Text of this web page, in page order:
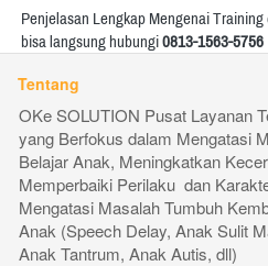
Penjelasan Lengkap Mengenai
bisa langsung hubungi 0813-1563-5756
Tentang
OKe SOLUTION Pusat Layanan
yang Berfokus dalam Mengatasi
Belajar Anak, Meningkatkan
Memperbaiki Perilaku  dan
Mengatasi Masalah Tumbuh
Anak (Speech Delay, Anak Sulit
Anak Tantrum, Anak Autis, dll)